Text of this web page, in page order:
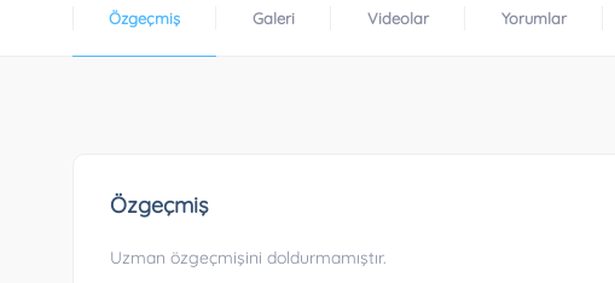
Özgeçmiş Galeri Videolar Yorumlar
Özgeçmiş
Uzman özgeçmişini doldurmamıştır.